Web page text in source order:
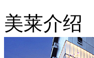
美莱介绍